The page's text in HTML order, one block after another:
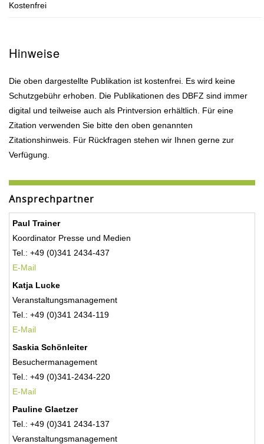
Kostenfrei
Hinweise
Die oben dargestellte Publikation ist kostenfrei. Es wird keine
Schutzgebühr erhoben. Die Publikationen des DBFZ sind immer
digital und teilweise auch als Printversion erhältlich. Für eine
Zitation verwenden Sie bitte den oben genannten
Zitationshinweis. Für Rückfragen stehen wir Ihnen gerne zur
Verfügung.
Ansprechpartner
Paul Trainer
Koordinator Presse und Medien
Tel.: +49 (0)341 2434-437
E-Mail
Katja Lucke
Veranstaltungsmanagement
Tel.: +49 (0)341 2434-119
E-Mail
Saskia Schönleiter
Besuchermanagement
Tel.: +49 (0)341-2434-220
E-Mail
Pauline Glaetzer
Tel.: +49 (0)341 2434-137
Veranstaltungsmanagement